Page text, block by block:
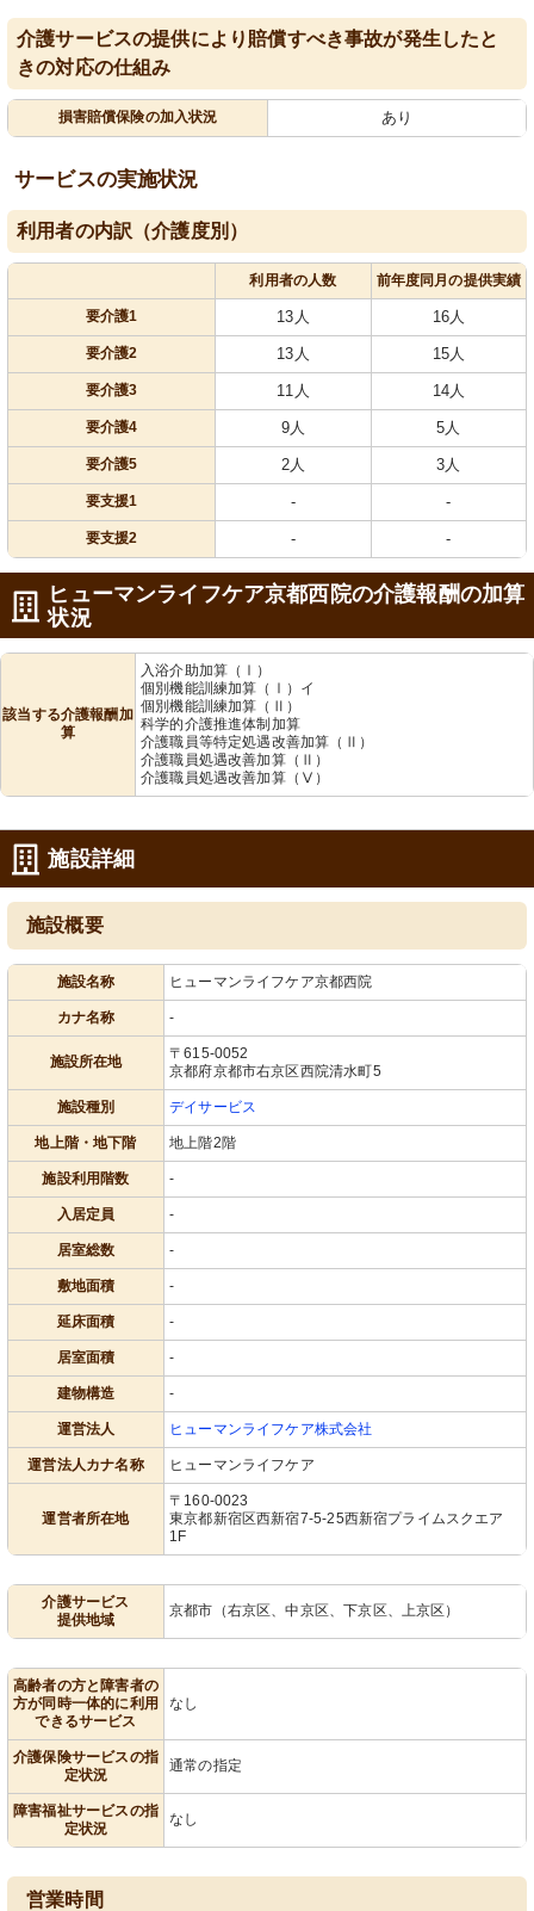
介護サービスの提供により賠償すべき事故が発生したと
きの対応の仕組み
損害賠償保険の加入状況 あり
サービスの実施状況
利用者の内訳（介護度別）
利用者の人数 前年度同月の提供実績
要介護1 13人 16人
要介護2 13人 15人
要介護3 11人 14人
要介護4 9人 5人
要介護5 2人 3人
要支援1 - -
要支援2 - -
ヒューマンライフケア京都西院の介護報酬の加算
状況
該当する介護報酬加
算
入浴介助加算（Ⅰ）
個別機能訓練加算（Ⅰ）イ
個別機能訓練加算（Ⅱ）
科学的介護推進体制加算
介護職員等特定処遇改善加算（Ⅱ）
介護職員処遇改善加算（Ⅱ）
介護職員処遇改善加算（Ⅴ）
施設詳細
施設概要
施設名称 ヒューマンライフケア京都西院
カナ名称 -
施設所在地
〒615-0052
京都府京都市右京区西院清水町5
施設種別 デイサービス
地上階・地下階 地上階2階
施設利用階数 -
入居定員 -
居室総数 -
敷地面積 -
延床面積 -
居室面積 -
建物構造 -
運営法人 ヒューマンライフケア株式会社
運営法人カナ名称 ヒューマンライフケア
運営者所在地
〒160-0023
東京都新宿区西新宿7-5-25西新宿プライムスクエア
1F
介護サービス
提供地域
京都市（右京区、中京区、下京区、上京区）
高齢者の方と障害者の
方が同時一体的に利用
できるサービス
なし
介護保険サービスの指
定状況
通常の指定
障害福祉サービスの指
定状況
なし
営業時間